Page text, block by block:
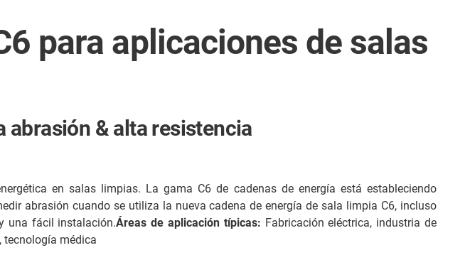
para aplicaciones de salas
abrasión & alta resistencia
en salas limpias. La gama C6 de cadenas de energía está estableciendo
abrasión cuando se utiliza la nueva cadena de energía de sala limpia C6, incluso
una fácil instalación.Áreas de aplicación típicas: Fabricación eléctrica, industria de
tecnología médica